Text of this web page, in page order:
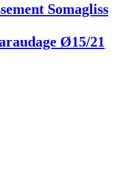
Somagliss
Ø15/21